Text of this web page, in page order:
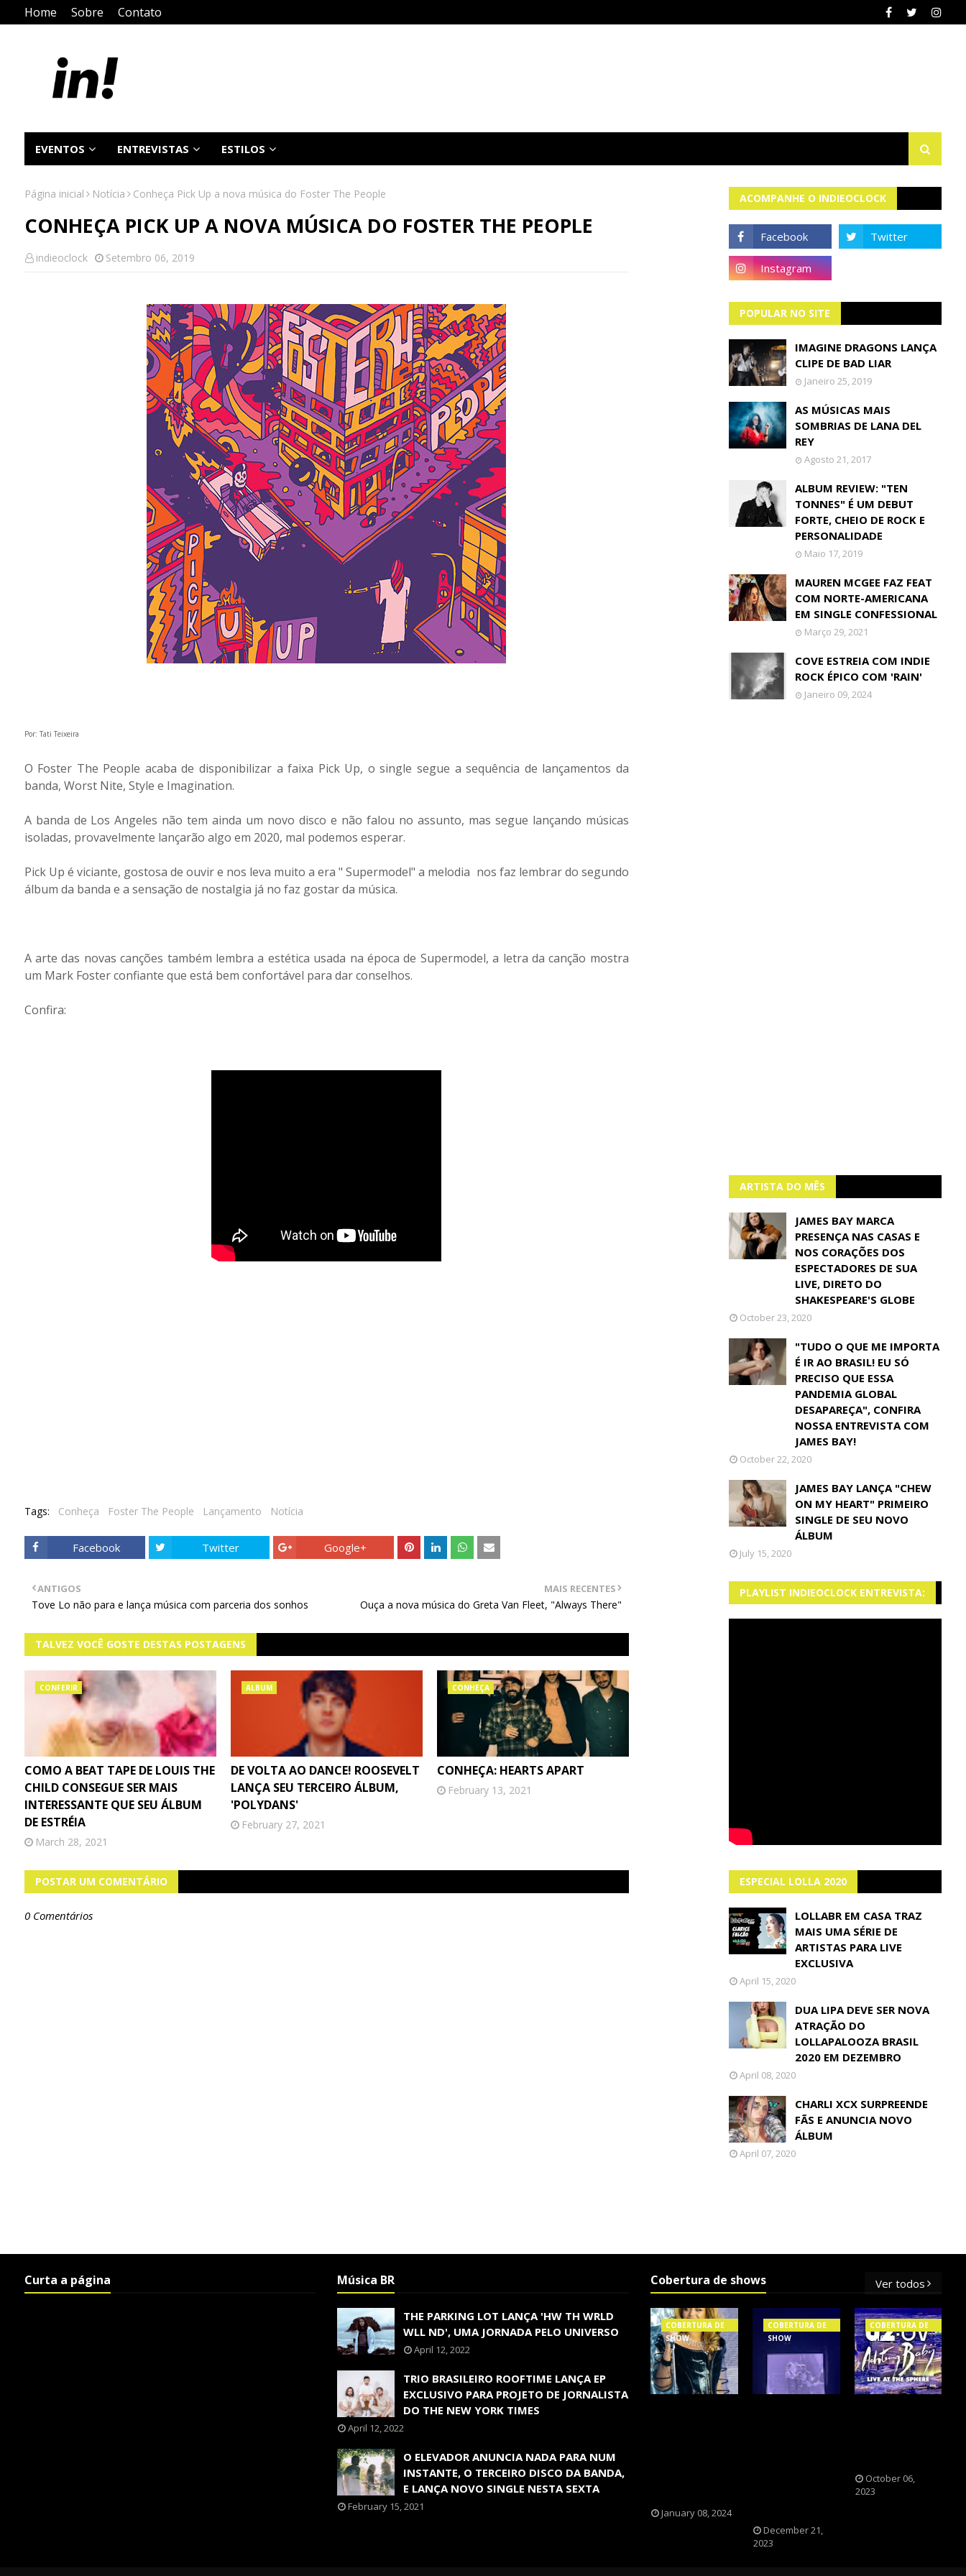
Home Sobre Contato
EVENTOS ENTREVISTAS ESTILOS
Página inicial Notícia Conheça Pick Up a nova música do Foster The People
CONHEÇA PICK UP A NOVA MÚSICA DO FOSTER THE PEOPLE
indieoclock Setembro 06, 2019
Por: Tati Teixeira
O Foster The People acaba de disponibilizar a faixa Pick Up, o single segue a sequência de lançamentos da
banda, Worst Nite, Style e Imagination.
A banda de Los Angeles não tem ainda um novo disco e não falou no assunto, mas segue lançando músicas
isoladas, provavelmente lançarão algo em 2020, mal podemos esperar.
Pick Up é viciante, gostosa de ouvir e nos leva muito a era " Supermodel" a melodia nos faz lembrar do segundo
álbum da banda e a sensação de nostalgia já no faz gostar da música.
A arte das novas canções também lembra a estética usada na época de Supermodel, a letra da canção mostra
um Mark Foster confiante que está bem confortável para dar conselhos.
Confira:
Tags: Conheça Foster The People Lançamento Notícia
Facebook Twitter Google+
MAIS RECENTES
Ouça a nova música do Greta Van Fleet, "Always There"
ANTIGOS
Tove Lo não para e lança música com parceria dos sonhos
TALVEZ VOCÊ GOSTE DESTAS POSTAGENS
CONFERIR
COMO A BEAT TAPE DE LOUIS THE
CHILD CONSEGUE SER MAIS
INTERESSANTE QUE SEU ÁLBUM
DE ESTRÉIA
March 28, 2021
ALBUM
DE VOLTA AO DANCE! ROOSEVELT
LANÇA SEU TERCEIRO ÁLBUM,
'POLYDANS'
February 27, 2021
CONHEÇA
CONHEÇA: HEARTS APART
February 13, 2021
POSTAR UM COMENTÁRIO
0 Comentários
ACOMPANHE O INDIEOCLOCK
POPULAR NO SITE
IMAGINE DRAGONS LANÇA
CLIPE DE BAD LIAR
Janeiro 25, 2019
AS MÚSICAS MAIS
SOMBRIAS DE LANA DEL
REY
Agosto 21, 2017
ALBUM REVIEW: "TEN
TONNES" É UM DEBUT
FORTE, CHEIO DE ROCK E
PERSONALIDADE
Maio 17, 2019
MAUREN MCGEE FAZ FEAT
COM NORTE-AMERICANA
EM SINGLE CONFESSIONAL
Março 29, 2021
COVE ESTREIA COM INDIE
ROCK ÉPICO COM 'RAIN'
Janeiro 09, 2024
ARTISTA DO MÊS
JAMES BAY MARCA
PRESENÇA NAS CASAS E
NOS CORAÇÕES DOS
ESPECTADORES DE SUA
LIVE, DIRETO DO
SHAKESPEARE'S GLOBE
October 23, 2020
"TUDO O QUE ME IMPORTA
É IR AO BRASIL! EU SÓ
PRECISO QUE ESSA
PANDEMIA GLOBAL
DESAPAREÇA", CONFIRA
NOSSA ENTREVISTA COM
JAMES BAY!
October 22, 2020
JAMES BAY LANÇA "CHEW
ON MY HEART" PRIMEIRO
SINGLE DE SEU NOVO
ÁLBUM
July 15, 2020
PLAYLIST INDIEOCLOCK ENTREVISTA:
ESPECIAL LOLLA 2020
LOLLABR EM CASA TRAZ
MAIS UMA SÉRIE DE
ARTISTAS PARA LIVE
EXCLUSIVA
April 15, 2020
DUA LIPA DEVE SER NOVA
ATRAÇÃO DO
LOLLAPALOOZA BRASIL
2020 EM DEZEMBRO
April 08, 2020
CHARLI XCX SURPREENDE
FÃS E ANUNCIA NOVO
ÁLBUM
April 07, 2020
Curta a página Música BR
THE PARKING LOT LANÇA 'HW TH WRLD
WLL ND', UMA JORNADA PELO UNIVERSO
April 12, 2022
TRIO BRASILEIRO ROOFTIME LANÇA EP
EXCLUSIVO PARA PROJETO DE JORNALISTA
DO THE NEW YORK TIMES
April 12, 2022
O ELEVADOR ANUNCIA NADA PARA NUM
INSTANTE, O TERCEIRO DISCO DA BANDA,
E LANÇA NOVO SINGLE NESTA SEXTA
February 15, 2021
Cobertura de shows Ver todos
COBERTURA DE
SHOW
January 08, 2024
COBERTURA DE
SHOW
December 21,
2023
COBERTURA DE
SHOW
October 06,
2023